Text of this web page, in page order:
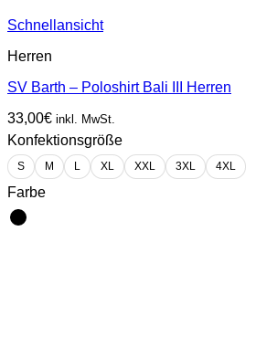
Schnellansicht
Herren
SV Barth – Poloshirt Bali III Herren
33,00€ inkl. MwSt.
Konfektionsgröße
S M L XL XXL 3XL 4XL
Farbe